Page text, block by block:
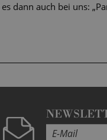
dann auch bei uns: